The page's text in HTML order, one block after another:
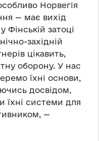
Норвегія
— має вихід
Фінській затоці
західній
цікавить,
оборону. У нас
їхні основи,
досвідом,
їхні системи для
—